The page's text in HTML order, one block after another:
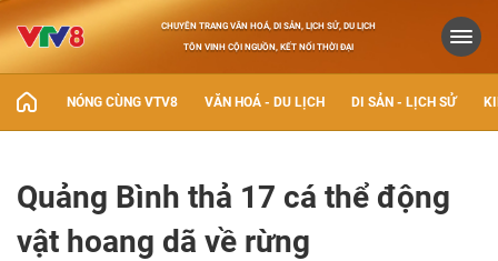
CHUYÊN TRANG VĂN HOÁ, DI SẢN, LỊCH SỬ, DU LỊCH
TÔN VINH CỘI NGUỒN, KẾT NỐI THỜI ĐẠI
NÓNG CÙNG VTV8 VĂN HOÁ - DU LỊCH DI SẢN - LỊCH SỬ
Quảng Bình thả 17 cá thể động
vật hoang dã về rừng